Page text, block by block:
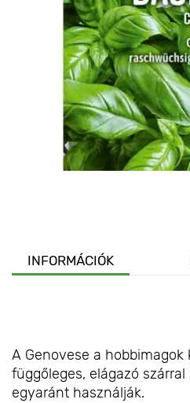
INFORMÁCIÓK
A Genovese a
függőleges, elágazó
egyaránt használják.